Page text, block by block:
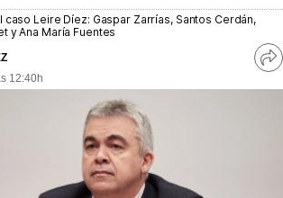
caso Leire Díez: Gaspar Zarrías, Santos Cerdán,
y Ana María Fuentes
12:40h